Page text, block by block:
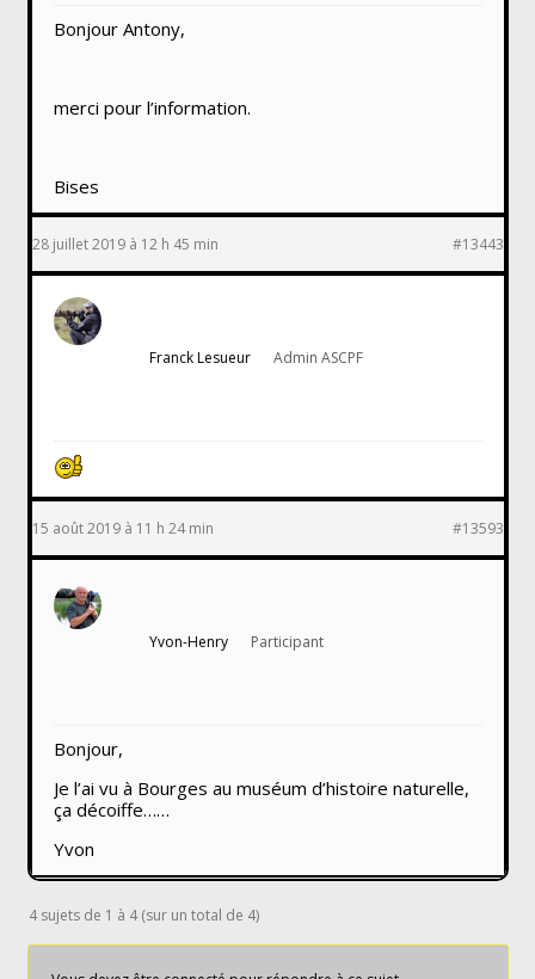
Bonjour Antony,
merci pour l’information.
Bises
28 juillet 2019 à 12 h 45 min #13443
Franck Lesueur Admin ASCPF
15 août 2019 à 11 h 24 min #13593
Yvon-Henry Participant
Bonjour,
Je l’ai vu à Bourges au muséum d’histoire naturelle,
ça décoiffe……
Yvon
4 sujets de 1 à 4 (sur un total de 4)